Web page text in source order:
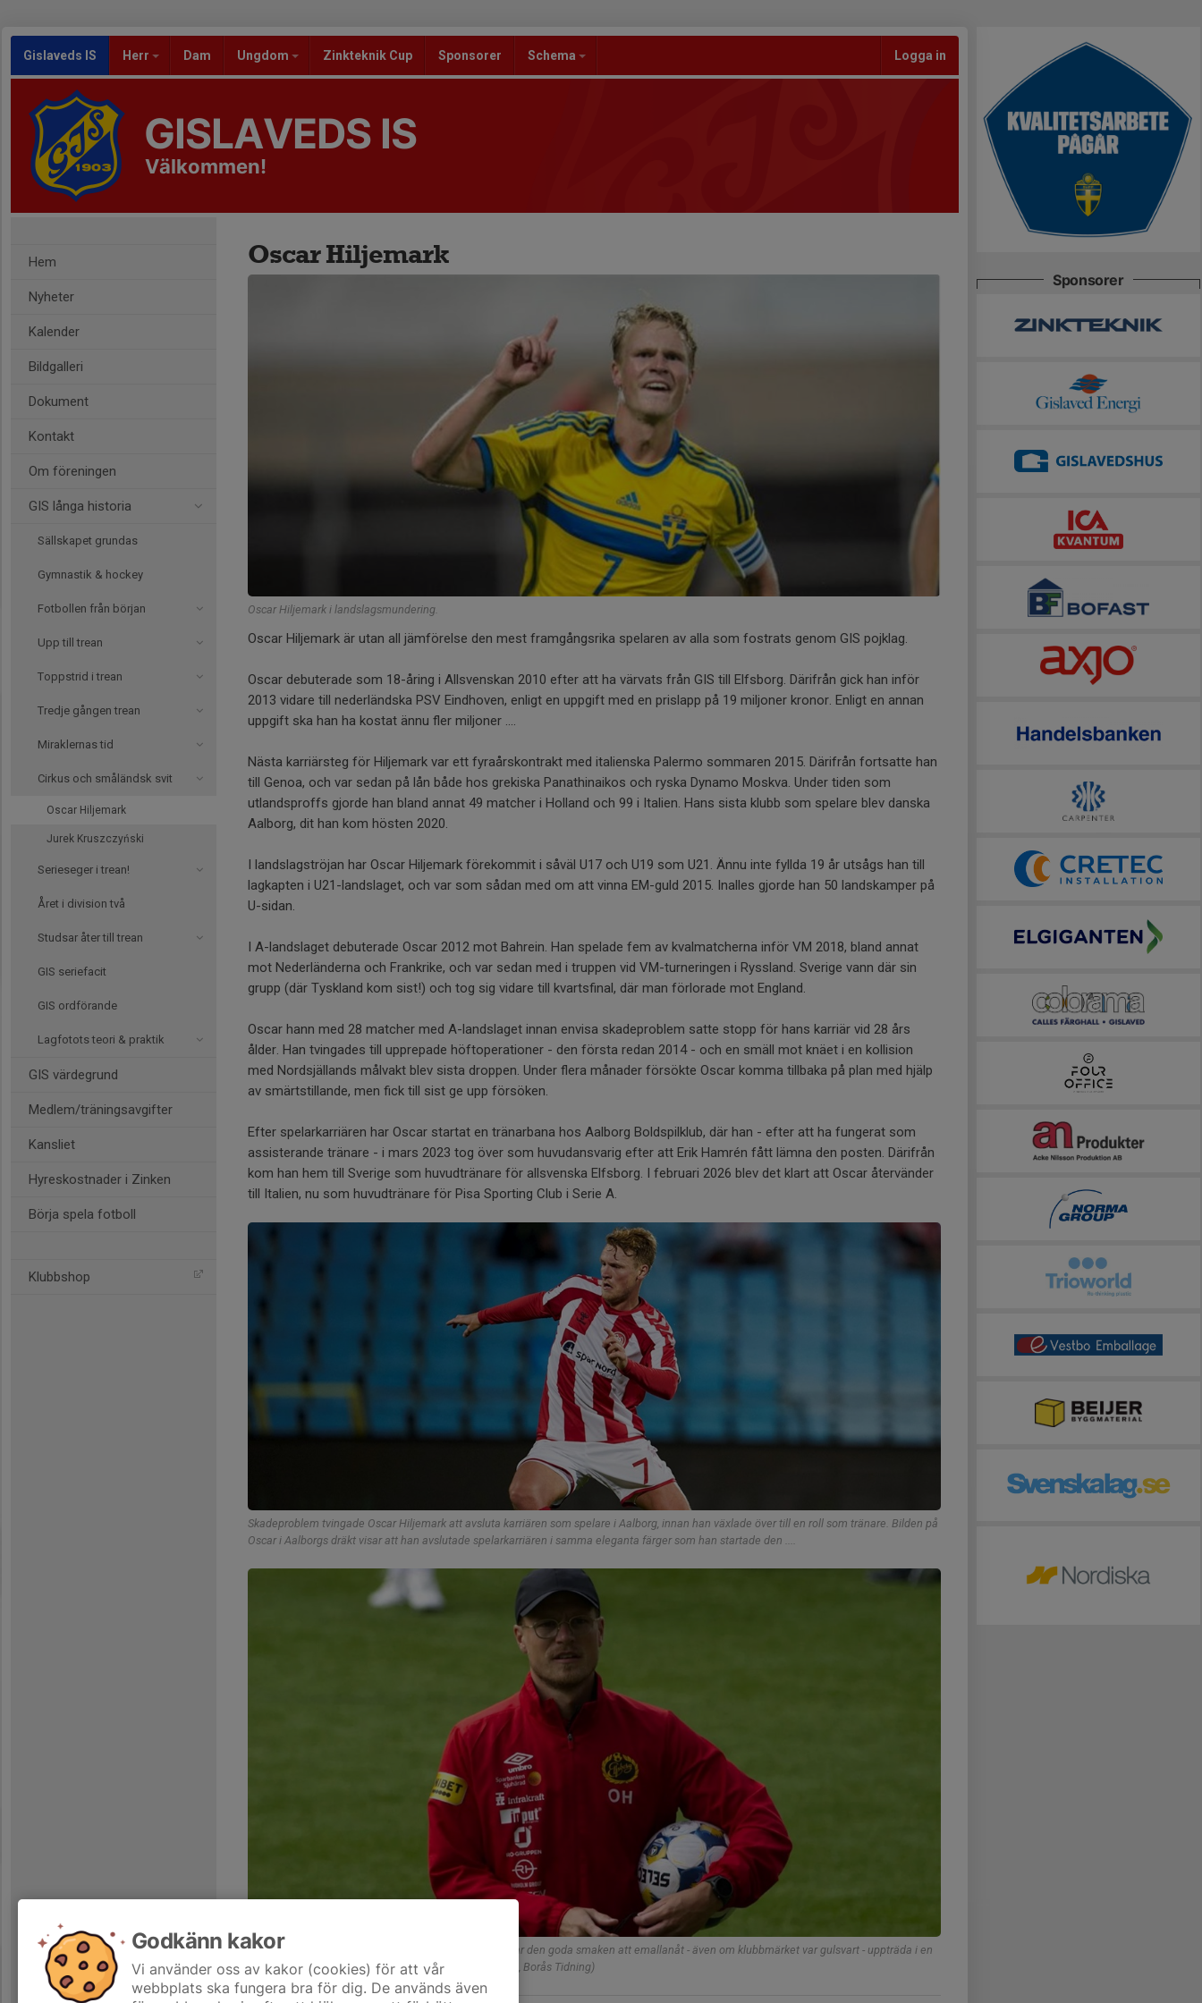
Gislaveds IS Herr Dam Ungdom Zinkteknik Cup Sponsorer Schema Logga in
GISLAVEDS IS
Välkommen!
Hem
Nyheter
Kalender
Bildgalleri
Dokument
Kontakt
Om föreningen
GIS långa historia
Sällskapet grundas
Gymnastik & hockey
Fotbollen från början
Upp till trean
Toppstrid i trean
Tredje gången trean
Miraklernas tid
Cirkus och småländsk svit
Oscar Hiljemark
Jurek Kruszczyński
Serieseger i trean!
Året i division två
Studsar åter till trean
GIS seriefacit
GIS ordförande
Lagfotots teori & praktik
GIS värdegrund
Medlem/träningsavgifter
Kansliet
Hyreskostnader i Zinken
Börja spela fotboll
Klubbshop
Oscar Hiljemark
Oscar Hiljemark i landslagsmundering.
Oscar Hiljemark är utan all jämförelse den mest framgångsrika spelaren av alla som fostrats genom GIS pojklag.
Oscar debuterade som 18-åring i Allsvenskan 2010 efter att ha värvats från GIS till Elfsborg. Därifrån gick han inför
2013 vidare till nederländska PSV Eindhoven, enligt en uppgift med en prislapp på 19 miljoner kronor. Enligt en annan
uppgift ska han ha kostat ännu fler miljoner ....
Nästa karriärsteg för Hiljemark var ett fyraårskontrakt med italienska Palermo sommaren 2015. Därifrån fortsatte han
till Genoa, och var sedan på lån både hos grekiska Panathinaikos och ryska Dynamo Moskva. Under tiden som
utlandsproffs gjorde han bland annat 49 matcher i Holland och 99 i Italien. Hans sista klubb som spelare blev danska
Aalborg, dit han kom hösten 2020.
I landslagströjan har Oscar Hiljemark förekommit i såväl U17 och U19 som U21. Ännu inte fyllda 19 år utsågs han till
lagkapten i U21-landslaget, och var som sådan med om att vinna EM-guld 2015. Inalles gjorde han 50 landskamper på
U-sidan.
I A-landslaget debuterade Oscar 2012 mot Bahrein. Han spelade fem av kvalmatcherna inför VM 2018, bland annat
mot Nederländerna och Frankrike, och var sedan med i truppen vid VM-turneringen i Ryssland. Sverige vann där sin
grupp (där Tyskland kom sist!) och tog sig vidare till kvartsfinal, där man förlorade mot England.
Oscar hann med 28 matcher med A-landslaget innan envisa skadeproblem satte stopp för hans karriär vid 28 års
ålder. Han tvingades till upprepade höftoperationer - den första redan 2014 - och en smäll mot knäet i en kollision
med Nordsjällands målvakt blev sista droppen. Under flera månader försökte Oscar komma tillbaka på plan med hjälp
av smärtstillande, men fick till sist ge upp försöken.
Efter spelarkarriären har Oscar startat en tränarbana hos Aalborg Boldspilklub, där han - efter att ha fungerat som
assisterande tränare - i mars 2023 tog över som huvudansvarig efter att Erik Hamrén fått lämna den posten. Därifrån
kom han hem till Sverige som huvudtränare för allsvenska Elfsborg. I februari 2026 blev det klart att Oscar återvänder
till Italien, nu som huvudtränare för Pisa Sporting Club i Serie A.
Skadeproblem tvingade Oscar Hiljemark att avsluta karriären som spelare i Aalborg, innan han växlade över till en roll som tränare. Bilden på
Oscar i Aalborgs dräkt visar att han avslutade spelarkarriären i samma eleganta färger som han startade den ....
.... och även som allsvensk tränare i Elfsborg hade Oscar den goda smaken att emallanåt - även om klubbmärket var gulsvart - uppträda i en
klubbdräkt av anslående färg ....(Foto: Magnus Persson, Borås Tidning)
Sponsorer
Godkänn kakor
Vi använder oss av kakor (cookies) för att vår
webbplats ska fungera bra för dig. De används även